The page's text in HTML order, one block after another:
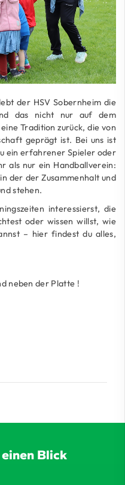
der HSV Sobernheim die
das nicht nur auf dem
Tradition zurück, die von
geprägt ist. Bei uns ist
ein erfahrener Spieler oder
als nur ein Handballverein:
der der Zusammenhalt und
stehen.
interessierst, die
oder wissen willst, wie
– hier findest du alles,
neben der Platte !
Blick